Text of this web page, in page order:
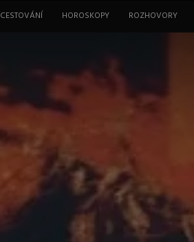
CESTOVÁNÍ HOROSKOPY ROZHOVORY